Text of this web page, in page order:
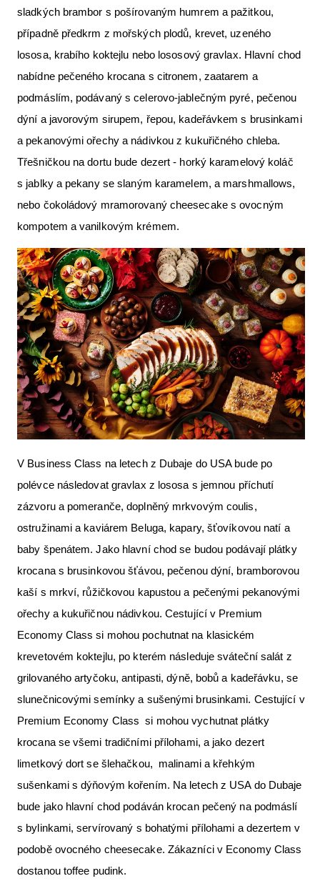
sladkých brambor s pošírovaným humrem a pažitkou,
případně předkrm z mořských plodů, krevet, uzeného
lososa, krabího koktejlu nebo lososový gravlax. Hlavní chod
nabídne pečeného krocana s citronem, zaatarem a
podmáslím, podávaný s celerovo-jablečným pyré, pečenou
dýní a javorovým sirupem, řepou, kadeřávkem s brusinkami
a pekanovými ořechy a nádivkou z kukuřičného chleba.
Třešničkou na dortu bude dezert - horký karamelový koláč
s jablky a pekany se slaným karamelem, a marshmallows,
nebo čokoládový mramorovaný cheesecake s ovocným
kompotem a vanilkovým krémem.
V Business Class na letech z Dubaje do USA bude po
polévce následovat gravlax z lososa s jemnou příchutí
zázvoru a pomeranče, doplněný mrkvovým coulis,
ostružinami a kaviárem Beluga, kapary, šťovíkovou natí a
baby špenátem. Jako hlavní chod se budou podávají plátky
krocana s brusinkovou šťávou, pečenou dýní, bramborovou
kaší s mrkví, růžičkovou kapustou a pečenými pekanovými
ořechy a kukuřičnou nádivkou. Cestující v Premium
Economy Class si mohou pochutnat na klasickém
krevetovém koktejlu, po kterém následuje sváteční salát z
grilovaného artyčoku, antipasti, dýně, bobů a kadeřávku, se
slunečnicovými semínky a sušenými brusinkami. Cestující v
Premium Economy Class si mohou vychutnat plátky
krocana se všemi tradičními přílohami, a jako dezert
limetkový dort se šlehačkou, malinami a křehkým
sušenkami s dýňovým kořením. Na letech z USA do Dubaje
bude jako hlavní chod podáván krocan pečený na podmáslí
s bylinkami, servírovaný s bohatými přílohami a dezertem v
podobě ovocného cheesecake. Zákazníci v Economy Class
dostanou toffee pudink.